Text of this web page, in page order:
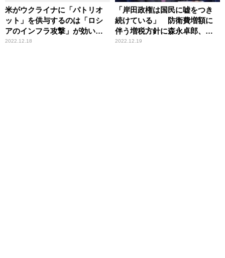
米がウクライナに「パトリオ
ット」を供与するのは「ロシ
アのインフラ攻撃」が効いて
いる証拠
2022.12.18
「岸田政権は国民に嘘をつき
続けている」 防衛費増額に
伴う増税方針に森永卓郎、須
田慎一郎が指摘
2022.12.19